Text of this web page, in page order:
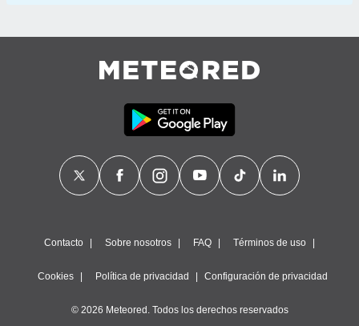
Contacto Sobre nosotros FAQ Términos de uso
Cookies Política de privacidad Configuración de privacidad
© 2026 Meteored. Todos los derechos reservados